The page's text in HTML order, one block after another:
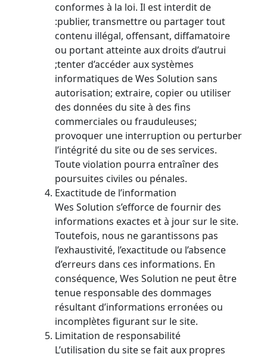
conformes à la loi. Il est interdit de
:publier, transmettre ou partager tout
contenu illégal, offensant, diffamatoire
ou portant atteinte aux droits d’autrui
;tenter d’accéder aux systèmes
informatiques de Wes Solution sans
autorisation; extraire, copier ou utiliser
des données du site à des fins
commerciales ou frauduleuses;
provoquer une interruption ou perturber
l’intégrité du site ou de ses services.
Toute violation pourra entraîner des
poursuites civiles ou pénales.
Exactitude de l’information
Wes Solution s’efforce de fournir des
informations exactes et à jour sur le site.
Toutefois, nous ne garantissons pas
l’exhaustivité, l’exactitude ou l’absence
d’erreurs dans ces informations. En
conséquence, Wes Solution ne peut être
tenue responsable des dommages
résultant d’informations erronées ou
incomplètes figurant sur le site.
Limitation de responsabilité
L’utilisation du site se fait aux propres